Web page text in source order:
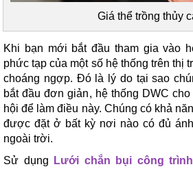
Giá thể trồng thủy
Khi bạn mới bắt đầu tham gia vào
phức tạp của một số hệ thống trên thị
choáng ngợp. Đó là lý do tại sao
bắt đầu đơn giản, hệ thống DWC
hội để làm điều này. Chúng có khả
được đặt ở bất kỳ nơi nào có đủ
ngoài trời.
Sử dụng
Lưới chắn bụi công trình